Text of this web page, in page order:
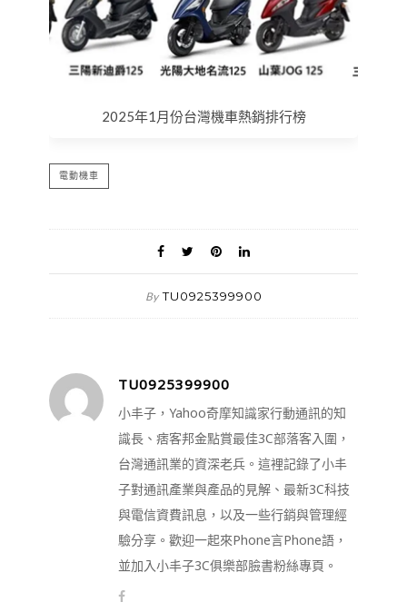
2025年1月份台灣機車熱銷排行榜
電動機車
By TU0925399900
TU0925399900
小丰子，Yahoo奇摩知識家行動通訊的知
識長、痞客邦金點賞最佳3C部落客入圍，
台灣通訊業的資深老兵。這裡記錄了小丰
子對通訊產業與產品的見解、最新3C科技
與電信資費訊息，以及一些行銷與管理經
驗分享。歡迎一起來Phone言Phone語，
並加入小丰子3C俱樂部臉書粉絲專頁。